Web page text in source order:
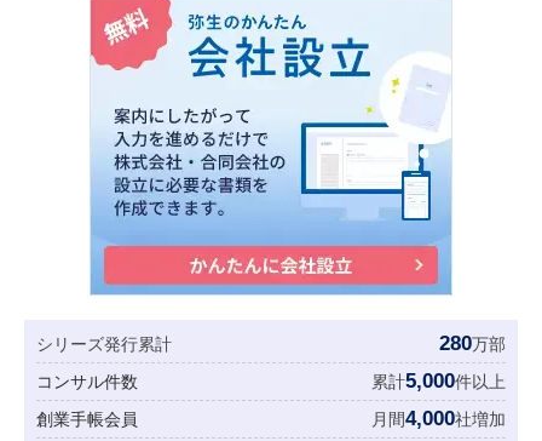
シリーズ発行累計 280万部
コンサル件数
累計5,000件以上
創業手帳会員
月間4,000社増加